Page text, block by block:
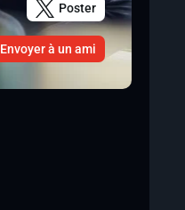
Poster
Envoyer à un ami